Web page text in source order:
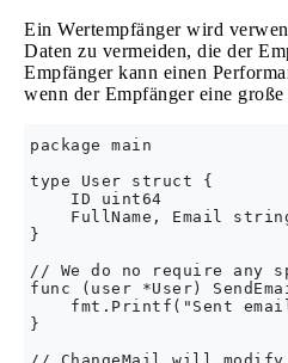
Ein Wertempfänger wird
Daten zu vermeiden, die der
Empfänger kann einen
wenn der Empfänger eine
package main
type User struct {
    ID uint64
FullName, Email
}
// We do no require any
func (user *User)
fmt.Printf("Sent
}